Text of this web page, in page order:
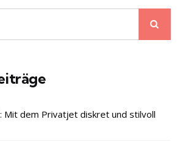
Mit dem Privatjet diskret und stilvoll